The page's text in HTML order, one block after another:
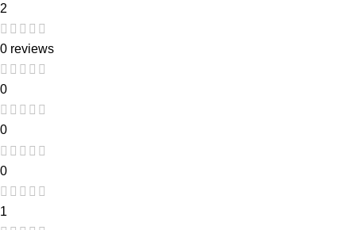
2
0 reviews
0
0
0
1